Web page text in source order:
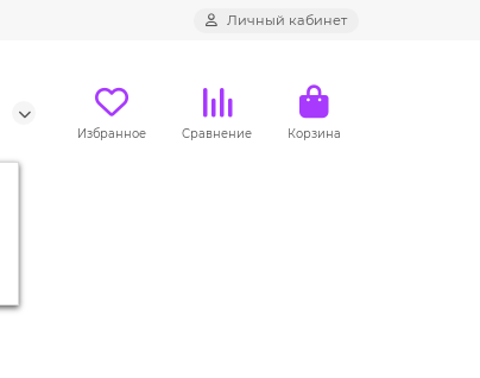
Личный кабинет
Избранное Сравнение Корзина